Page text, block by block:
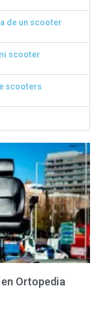
de un scooter
scooter
scooters
Ortopedia